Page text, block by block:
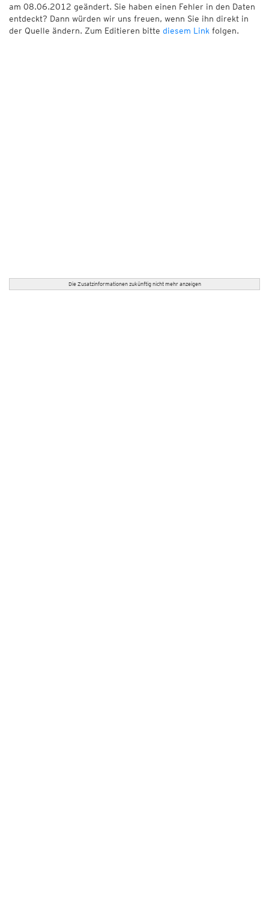
am 08.06.2012 geändert. Sie haben einen Fehler in den Daten
entdeckt? Dann würden wir uns freuen, wenn Sie ihn direkt in
der Quelle ändern. Zum Editieren bitte diesem Link folgen.
Die Zusatzinformationen zukünftig nicht mehr anzeigen